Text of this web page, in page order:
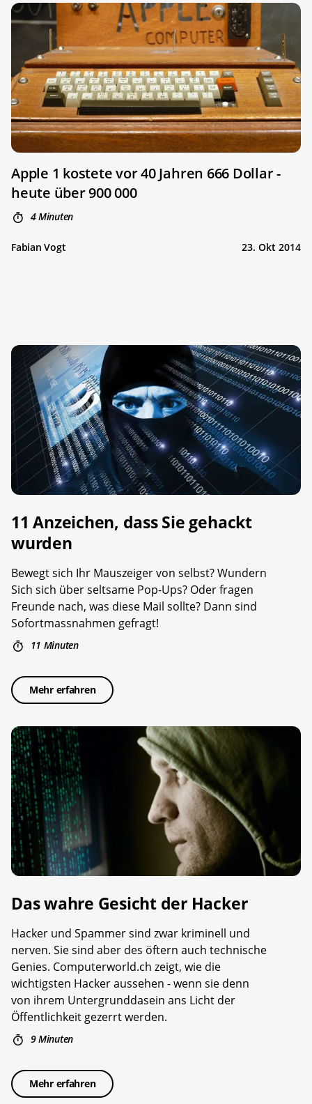
Apple 1 kostete vor 40 Jahren 666 Dollar -
heute über 900 000
4 Minuten
Fabian Vogt 23. Okt 2014
11 Anzeichen, dass Sie gehackt
wurden
Bewegt sich Ihr Mauszeiger von selbst? Wundern
Sich sich über seltsame Pop-Ups? Oder fragen
Freunde nach, was diese Mail sollte? Dann sind
Sofortmassnahmen gefragt!
11 Minuten
Mehr erfahren
Das wahre Gesicht der Hacker
Hacker und Spammer sind zwar kriminell und
nerven. Sie sind aber des öftern auch technische
Genies. Computerworld.ch zeigt, wie die
wichtigsten Hacker aussehen - wenn sie denn
von ihrem Untergrunddasein ans Licht der
Öffentlichkeit gezerrt werden.
9 Minuten
Mehr erfahren